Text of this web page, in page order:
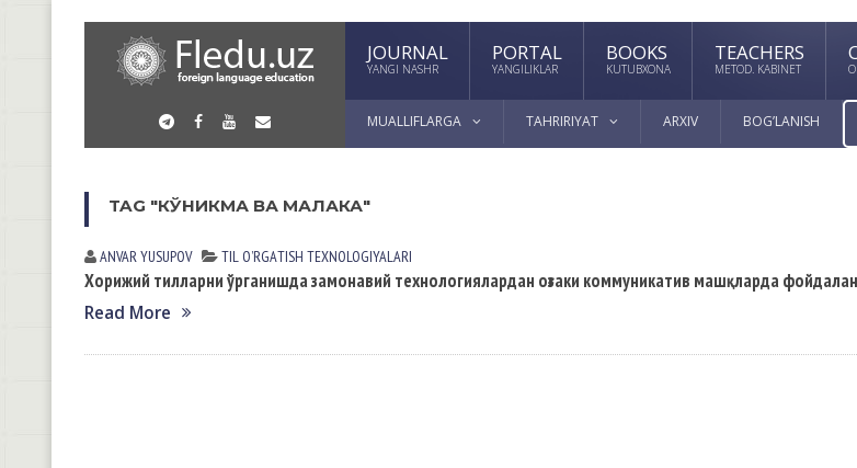
JOURNAL
YANGI NASHR
PORTAL
YANGILIKLAR
BOOKS
KUTUBXONA
TEACHERS
METOD. KABINET
MUALLIFLARGA TAHRIRIYAT ARXIV BOG’LANISH
TAG "КЎНИКМА ВА МАЛАКА"
ANVAR YUSUPOV TIL OʼRGАTISH TEXNOLOGIYALАRI
Хорижий тилларни ўрганишда замонавий технологиялардан оғзаки коммуникатив машқларда
Read More